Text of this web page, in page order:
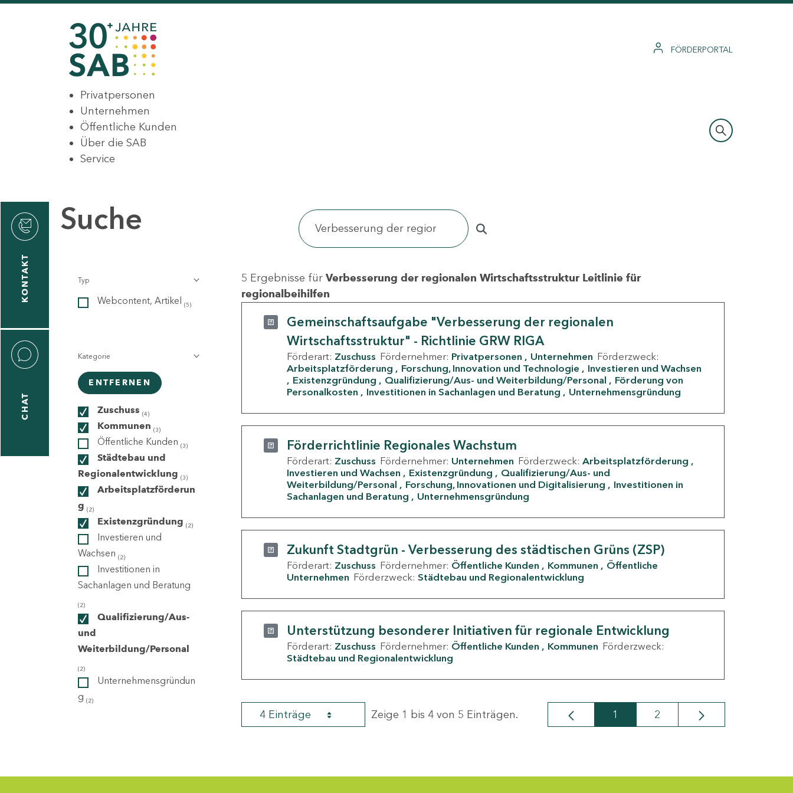
FÖRDERPORTAL
Privatpersonen
Unternehmen
Öffentliche Kunden
Über die SAB
Service
KONTAKT
CHAT
Suche
Typ
Webcontent, Artikel (5)
Kategorie
ENTFERNEN
Zuschuss (4)
Kommunen (3)
Öffentliche Kunden (3)
Städtebau und
Regionalentwicklung (3)
Arbeitsplatzförderun
g (2)
Existenzgründung (2)
Investieren und
Wachsen (2)
Investitionen in
Sachanlagen und Beratung
(2)
Qualifizierung/Aus-
und
Weiterbildung/Personal
(2)
Unternehmensgründun
g (2)
5 Ergebnisse für Verbesserung der regionalen Wirtschaftsstruktur Leitlinie für
regionalbeihilfen
Gemeinschaftsaufgabe "Verbesserung der regionalen
Wirtschaftsstruktur" - Richtlinie GRW RIGA
Förderart: Zuschuss Fördernehmer: Privatpersonen Unternehmen Förderzweck:
Arbeitsplatzförderung
Forschung, Innovation und Technologie
Investieren und Wachsen
Existenzgründung
Qualifizierung/Aus- und Weiterbildung/Personal
Förderung von
Personalkosten
Investitionen in Sachanlagen und Beratung Unternehmensgründung
Förderrichtlinie Regionales Wachstum
Förderart: Zuschuss Fördernehmer: Unternehmen Förderzweck: Arbeitsplatzförderung
Investieren und Wachsen
Existenzgründung
Qualifizierung/Aus- und
Weiterbildung/Personal
Forschung, Innovationen und Digitalisierung
Investitionen in
Sachanlagen und Beratung
Unternehmensgründung
Zukunft Stadtgrün - Verbesserung des städtischen Grüns (ZSP)
Förderart: Zuschuss Fördernehmer: Öffentliche Kunden Kommunen
Öffentliche
Unternehmen Förderzweck: Städtebau und Regionalentwicklung
Unterstützung besonderer Initiativen für regionale Entwicklung
Förderart: Zuschuss Fördernehmer: Öffentliche Kunden Kommunen Förderzweck:
Städtebau und Regionalentwicklung
4 Einträge Zeige 1 bis 4 von 5 Einträgen. Seite
1 Seite
2